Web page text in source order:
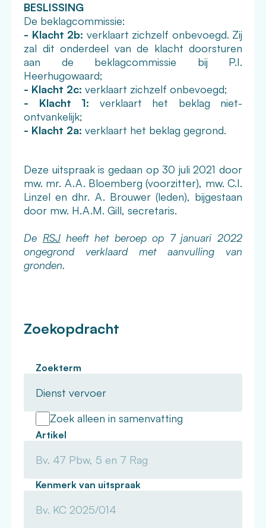
BESLISSING
De beklagcommissie:
- Klacht 2b: verklaart zichzelf onbevoegd. Zij
zal dit onderdeel van de klacht doorsturen
aan de beklagcommissie bij P.I.
Heerhugowaard;
- Klacht 2c: verklaart zichzelf onbevoegd;
- Klacht 1: verklaart het beklag niet-
ontvankelijk;
- Klacht 2a: verklaart het beklag gegrond.
Deze uitspraak is gedaan op 30 juli 2021 door
mw. mr. A.A. Bloemberg (voorzitter), mw. C.I.
Linzel en dhr. A. Brouwer (leden), bijgestaan
door mw. H.A.M. Gill, secretaris.
De RSJheeft het beroep op 7 januari 2022
ongegrond verklaard met aanvulling van
gronden.
Zoekopdracht
Zoekterm
Zoek alleen in samenvatting
Artikel
Kenmerk van uitspraak